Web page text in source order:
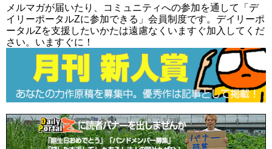
メルマガが届いたり、コミュニティへの参加を通して「デ
イリーポータルZに参加できる」会員制度です。デイリーポ
ータルZを支援したいかたは遠慮なくいますぐ加入してくだ
さい。いますぐに！